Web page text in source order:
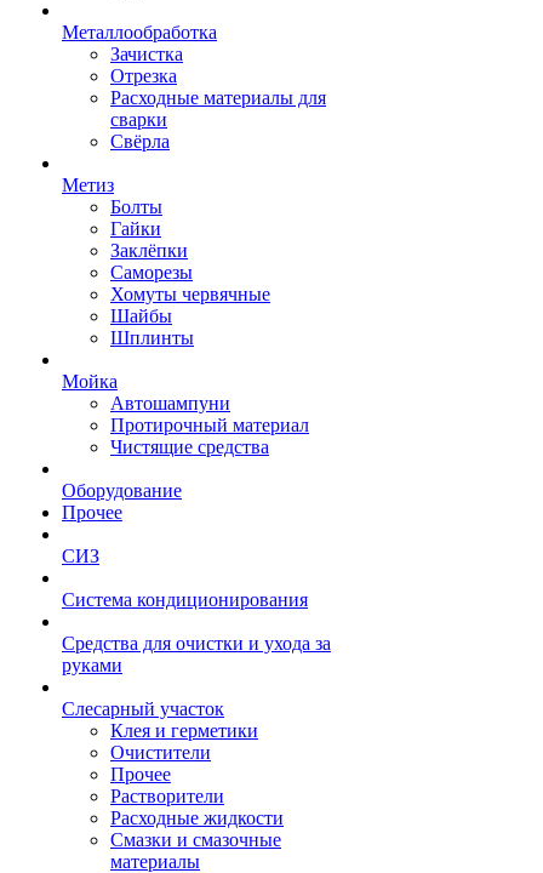
Металлообработка
Зачистка
Отрезка
Расходные материалы для
сварки
Свёрла
Метиз
Болты
Гайки
Заклёпки
Саморезы
Хомуты червячные
Шайбы
Шплинты
Мойка
Автошампуни
Протирочный материал
Чистящие средства
Оборудование
Прочее
СИЗ
Система кондиционирования
Средства для очистки и ухода за
руками
Слесарный участок
Клея и герметики
Очистители
Прочее
Растворители
Расходные жидкости
Смазки и смазочные
материалы